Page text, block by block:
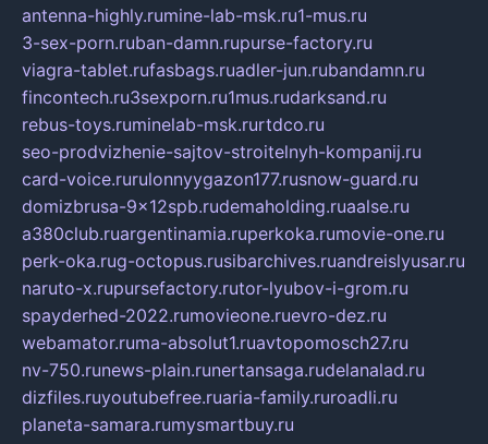
antenna-highly.rumine-lab-msk.ru1-mus.ru
3-sex-porn.ruban-damn.rupurse-factory.ru
viagra-tablet.rufasbags.ruadler-jun.rubandamn.ru
fincontech.ru3sexporn.ru1mus.rudarksand.ru
rebus-toys.ruminelab-msk.rurtdco.ru
seo-prodvizhenie-sajtov-stroitelnyh-kompanij.ru
card-voice.rurulonnyygazon177.rusnow-guard.ru
domizbrusa-9x12spb.rudemaholding.ruaalse.ru
a380club.ruargentinamia.ruperkoka.rumovie-one.ru
perk-oka.rug-octopus.rusibarchives.ruandreislyusar.ru
naruto-x.rupursefactory.rutor-lyubov-i-grom.ru
spayderhed-2022.rumovieone.ruevro-dez.ru
webamator.ruma-absolut1.ruavtopomosch27.ru
nv-750.runews-plain.runertansaga.rudelanalad.ru
dizfiles.ruyoutubefree.ruaria-family.ruroadli.ru
planeta-samara.rumysmartbuy.ru